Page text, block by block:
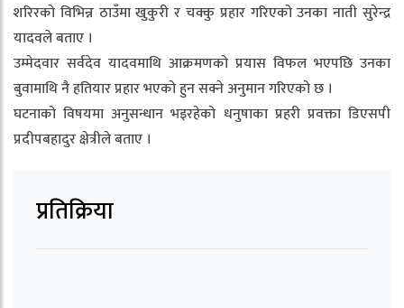
शरिरको विभिन्न ठाउँमा खुकुरी र चक्कु प्रहार गरिएको उनका नाती सुरेन्द्र
यादवले बताए ।
उम्मेदवार सर्वदेव यादवमाथि आक्रमणको प्रयास विफल भएपछि उनका
बुवामाथि नै हतियार प्रहार भएको हुन सक्ने अनुमान गरिएको छ ।
घटनाको विषयमा अनुसन्धान भइरहेको धनुषाका प्रहरी प्रवक्ता डिएसपी
प्रदीपबहादुर क्षेत्रीले बताए ।
प्रतिक्रिया